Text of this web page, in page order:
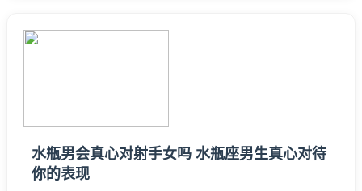
座、在占星学与五行逻辑中，水代表智慧、情感与潜意识的流
动。巨蟹座（6月2
水瓶男会真心对射手女吗 水瓶座男生真心对待
你的表现